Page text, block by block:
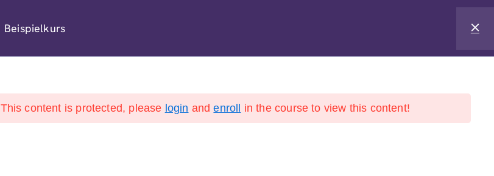
Beispielkurs
This content is protected, please login andenroll in the course to view this content!
AGB Kontakt Datenschutz Widerrufsbelehrung Impressum Fortbildungsvertrag